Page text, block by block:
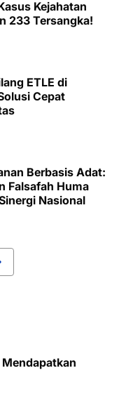
Kejahatan
233 Tersangka!
ETLE di
Cepat
Berbasis Adat:
Falsafah Huma
Nasional
Mendapatkan